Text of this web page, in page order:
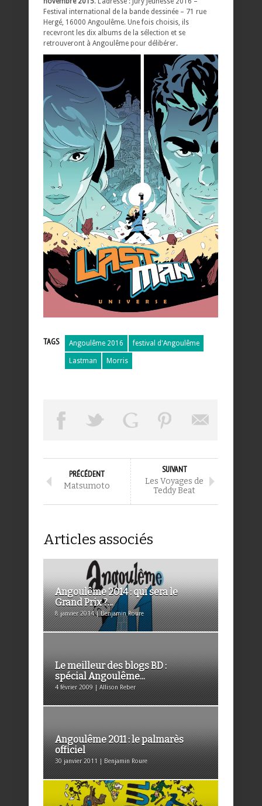
Festival international de la bande dessinée – 71 rue
Hergé, 16000 Angoulême. Une fois choisis, ils
recevront les dix albums de la sélection et se
retrouveront à Angoulême pour délibérer.
TAGS Angoulême 2016 festival d'Angoulême
Lastman Morris
PRÉCÉDENT
Matsumoto
SUIVANT
Les Voyages de
Teddy Beat
Articles associés
Angoulême 2014 : qui sera le
Grand Prix ?...
8 janvier 2014 | Benjamin Roure
Le meilleur des blogs BD :
spécial Angoulême...
4 février 2009 | Allison Reber
Angoulême 2011 : le palmarès
officiel
30 janvier 2011 | Benjamin Roure